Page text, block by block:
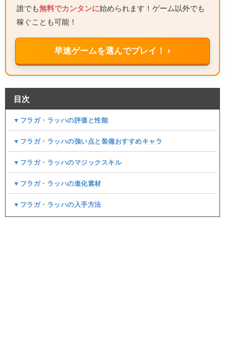
誰でも無料でカンタンに始められます！ゲーム以外でも
稼ぐことも可能！
早速ゲームを選んでプレイ！ ›
目次
▼フラガ・ラッハの評価と性能
▼フラガ・ラッハの強い点と装備おすすめキャラ
▼フラガ・ラッハのマジックスキル
▼フラガ・ラッハの進化素材
▼フラガ・ラッハの入手方法